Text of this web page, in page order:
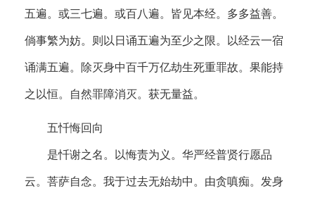
五遍。或三七遍。或百八遍。皆见本经。多多益善。
倘事繁为妨。则以日诵五遍为至少之限。以经云一宿
诵满五遍。除灭身中百千万亿劫生死重罪故。果能持
之以恒。自然罪障消灭。获无量益。
五忏悔回向
是忏谢之名。以悔责为义。华严经普贤行愿品
云。菩萨自念。我于过去无始劫中。由贪嗔痴。发身